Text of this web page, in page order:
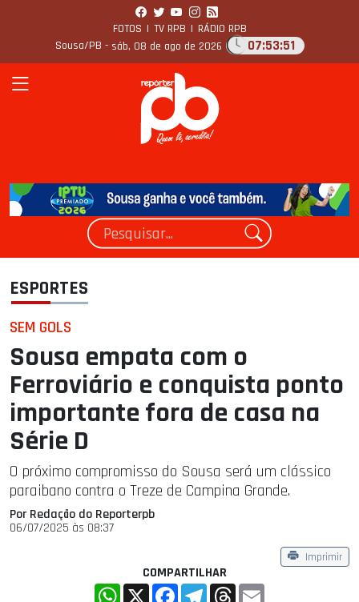
FOTOS | TV RPB | RÁDIO RPB
Sousa/PB - sáb, 08 de ago de 2026 07:53:52
ESPORTES
SEM GOLS
Sousa empata com o
Ferroviário e conquista ponto
importante fora de casa na
Série D
O próximo compromisso do Sousa será um clássico
paraibano contra o Treze de Campina Grande.
Por Redação do Reporterpb
06/07/2025 às 08:37
Imprimir
COMPARTILHAR
WhatsApp
X FacebookTelegramThreads